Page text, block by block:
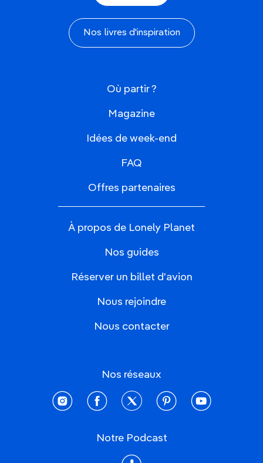
Nos livres d'inspiration
Où partir ?
Magazine
Idées de week-end
FAQ
Offres partenaires
À propos de Lonely Planet
Nos guides
Réserver un billet d'avion
Nous rejoindre
Nous contacter
Nos réseaux
instagramfacebooktwitter pinterestyoutube
Notre Podcast